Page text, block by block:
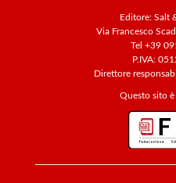
Editore: Salt
Via Francesco
Tel +39
P.IVA:
Direttore
Questo sito è